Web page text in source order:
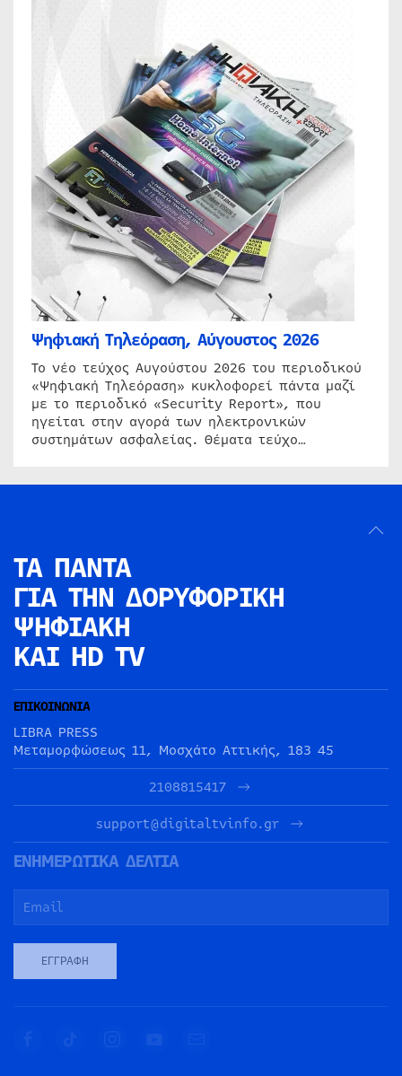
Ψηφιακή Τηλεόραση, Αύγουστος 2026
Το νέο τεύχος Αυγούστου 2026 του περιοδικού
«Ψηφιακή Τηλεόραση» κυκλοφορεί πάντα μαζί
με το περιοδικό «Security Report», που
ηγείται στην αγορά των ηλεκτρονικών
συστημάτων ασφαλείας. Θέματα τεύχο…
ΤΑ ΠΑΝΤΑ
ΓΙΑ ΤΗΝ ΔΟΡΥΦΟΡΙΚΗ
ΨΗΦΙΑΚΗ
ΚΑΙ HD TV
ΕΠΙΚΟΙΝΩΝΙΑ
LIBRA PRESS
Μεταμορφώσεως 11, Μοσχάτο Αττικής, 183 45
2108815417
support@digitaltvinfo.gr
ΕΝΗΜΕΡΩΤΙΚΑ ΔΕΛΤΙΑ
ΕΓΓΡΑΦΉ